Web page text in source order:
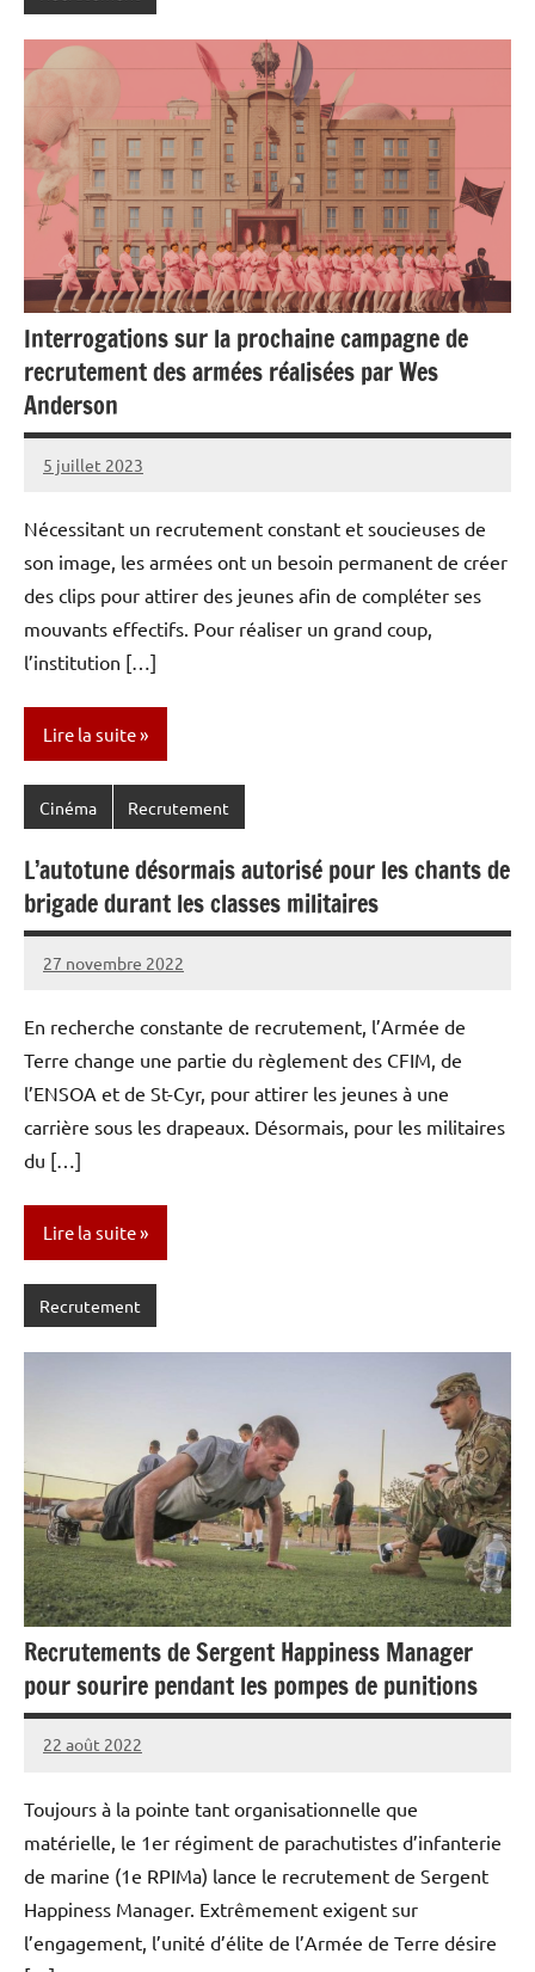
Interrogations sur la prochaine campagne de
recrutement des armées réalisées par Wes
Anderson
5 juillet 2023
Caporal
Aucun
Nécessitant un recrutement constant et soucieuses de
son image, les armées ont un besoin permanent de créer
des clips pour attirer des jeunes afin de compléter ses
mouvants effectifs. Pour réaliser un grand coup,
l’institution […]
Lire la suite
Cinéma Recrutement
L’autotune désormais autorisé pour les chants de
brigade durant les classes militaires
27 novembre 2022
Caporal
Aucun
En recherche constante de recrutement, l’Armée de
Terre change une partie du règlement des CFIM, de
l’ENSOA et de St-Cyr, pour attirer les jeunes à une
carrière sous les drapeaux. Désormais, pour les militaires
du […]
Lire la suite
Recrutement
Recrutements de Sergent Happiness Manager
pour sourire pendant les pompes de punitions
22 août 2022
Caporal
Aucun
Toujours à la pointe tant organisationnelle que
matérielle, le 1er régiment de parachutistes d’infanterie
de marine (1e RPIMa) lance le recrutement de Sergent
Happiness Manager. Extrêmement exigent sur
l’engagement, l’unité d’élite de l’Armée de Terre désire